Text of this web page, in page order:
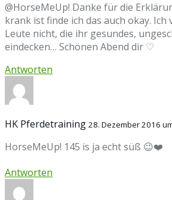
@HorseMeUp! Danke für die
krank ist finde ich das auch okay. Ich
Leute nicht, die ihr gesundes,
eindecken… Schönen Abend dir ♡
Antworten
HK Pferdetraining 28. Dezember 2016
HorseMeUp! 145 is ja echt süß 😉❤️
Antworten